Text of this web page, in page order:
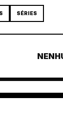
SÉRIES